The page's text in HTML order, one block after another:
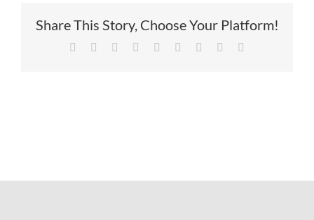
Share This Story, Choose Your Platform!
Facebook Reddit LinkedIn
TumblrPinterest Xing